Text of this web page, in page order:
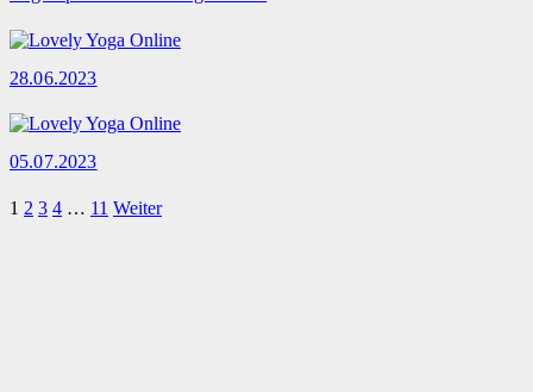
28.06.2023
05.07.2023
1 2 3 4 … 11 Weiter